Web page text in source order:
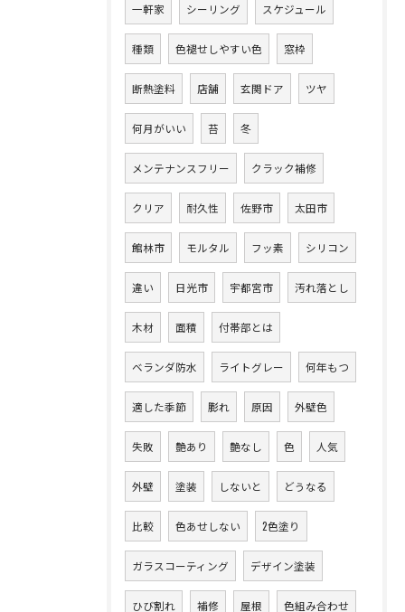
一軒家 シーリング スケジュール
種類 色褪せしやすい色 窓枠
断熱塗料 店舗 玄関ドア ツヤ
何月がいい 苔 冬
メンテナンスフリー クラック補修
クリア 耐久性 佐野市 太田市
館林市 モルタル フッ素 シリコン
違い 日光市 宇都宮市 汚れ落とし
木材 面積 付帯部とは
ベランダ防水 ライトグレー 何年もつ
適した季節 膨れ 原因 外壁色
失敗 艶あり 艶なし 色 人気
外壁 塗装 しないと どうなる
比較 色あせしない 2色塗り
ガラスコーティング デザイン塗装
ひび割れ 補修 屋根 色組み合わせ